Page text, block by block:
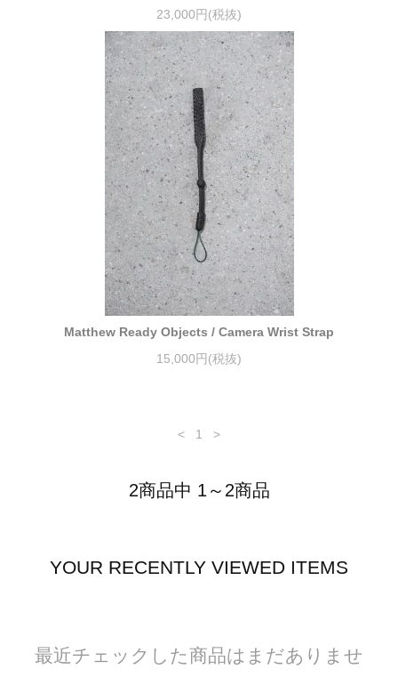
23,000円(税抜)
Matthew Ready Objects / Camera Wrist Strap
15,000円(税抜)
< 1 >
2商品中 1～2商品
YOUR RECENTLY VIEWED ITEMS
最近チェックした商品はまだありませ